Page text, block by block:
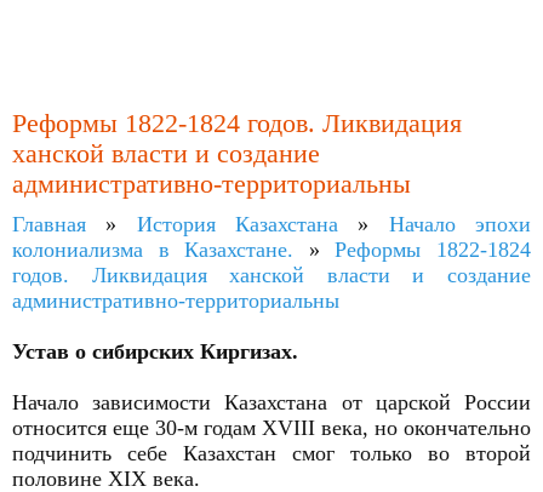
Реформы 1822-1824 годов. Ликвидация
ханской власти и создание
административно-территориальны
Главная » История Казахстана » Начало эпохи
колониализма в Казахстане. »Реформы 1822-1824
годов. Ликвидация ханской власти и создание
административно-территориальны
Устав о сибирских Киргизах.
Начало зависимости Казахстана от царской России
относится еще 30-м годам XVIII века, но окончательно
подчинить себе Казахстан смог только во второй
половине XIX века.